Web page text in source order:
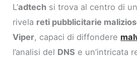
L’adtech si trova al centro di
rivela reti pubblicitarie
Viper, capaci di diffondere
l’analisi del DNS e un’intricata